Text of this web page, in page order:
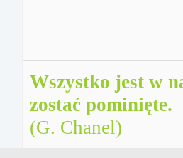
Wszystko jest w
zostać pominięte.
(G. Chanel)